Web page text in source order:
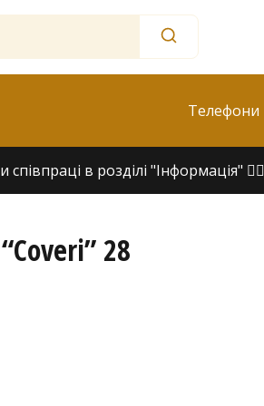
Телефони
в розділі "Інформація" 👇🏻
28